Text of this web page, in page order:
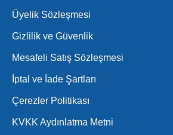
Üyelik Sözleşmesi
Gizlilik ve Güvenlik
Mesafeli Satış Sözleşmesi
İptal ve İade Şartları
Çerezler Politikası
KVKK Aydınlatma Metni